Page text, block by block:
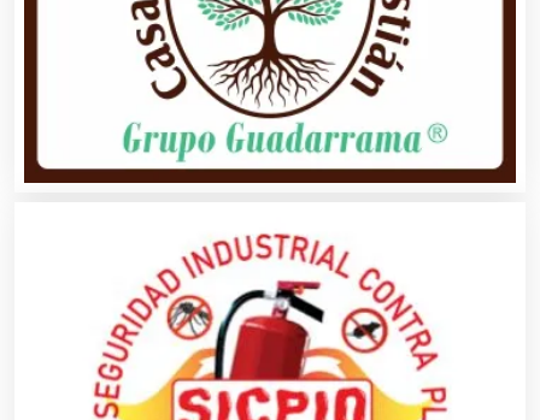
Animadores de Eventos
Aparatos y Equipos Eléctricos
Artes Gráficas
Artesanías